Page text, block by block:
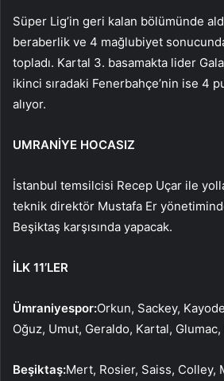
Süper Lig’in geri kalan bölümünde
beraberlik ve 4 mağlubiyet
topladı. Kartal 3. basamakta lider
ikinci sıradaki Fenerbahçe’nin ise 4
alıyor.
UMRANİYE HOCASIZ
İstanbul temsilcisi Recep Uçar ile
teknik direktör Mustafa Er
Beşiktaş karşısında yapacak.
İLK 11’LER
Ümraniyespor:Orkun, Sackey,
Oğuz, Umut, Geraldo, Kartal,
Beşiktaş:Mert, Rosier, Saiss, Colley,